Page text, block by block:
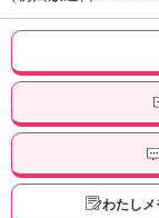
わたしメ